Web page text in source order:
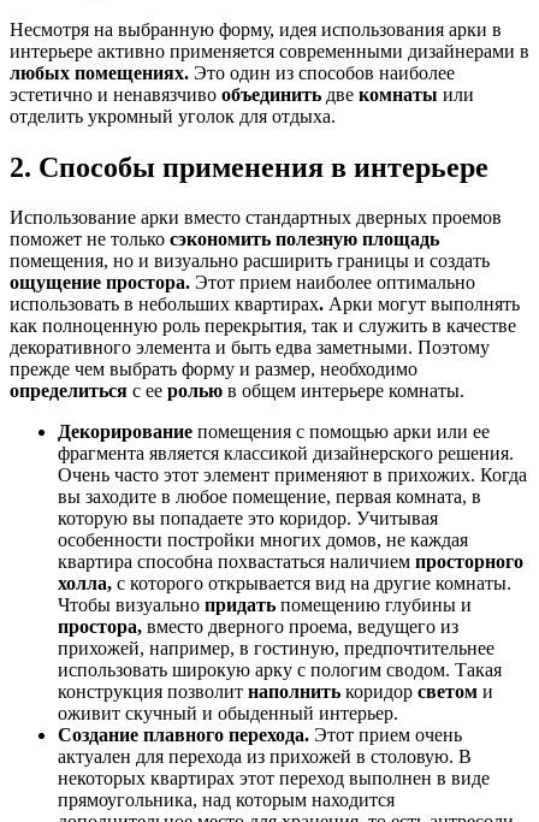
Несмотря на выбранную форму, идея использования арки в
интерьере активно применяется современными дизайнерами в
любых помещениях. Это один из способов наиболее
эстетично и ненавязчиво объединить две комнаты или
отделить укромный уголок для отдыха.
2. Способы применения в интерьере
Использование арки вместо стандартных дверных проемов
поможет не только сэкономить полезную площадь
помещения, но и визуально расширить границы и создать
ощущение простора. Этот прием наиболее оптимально
использовать в небольших квартирах. Арки могут выполнять
как полноценную роль перекрытия, так и служить в качестве
декоративного элемента и быть едва заметными. Поэтому
прежде чем выбрать форму и размер, необходимо
определиться с ее ролью в общем интерьере комнаты.
Декорирование помещения с помощью арки или ее
фрагмента является классикой дизайнерского решения.
Очень часто этот элемент применяют в прихожих. Когда
вы заходите в любое помещение, первая комната, в
которую вы попадаете это коридор. Учитывая
особенности постройки многих домов, не каждая
квартира способна похвастаться наличием просторного
холла, с которого открывается вид на другие комнаты.
Чтобы визуально придать помещению глубины и
простора, вместо дверного проема, ведущего из
прихожей, например, в гостиную, предпочтительнее
использовать широкую арку с пологим сводом. Такая
конструкция позволит наполнить коридор светом и
оживит скучный и обыденный интерьер.
Создание плавного перехода. Этот прием очень
актуален для перехода из прихожей в столовую. В
некоторых квартирах этот переход выполнен в виде
прямоугольника, над которым находится